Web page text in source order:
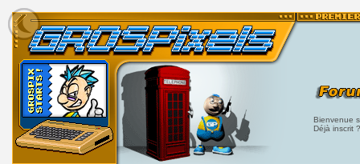
Bienvenue
Déjà inscrit